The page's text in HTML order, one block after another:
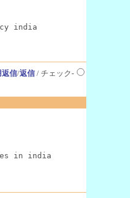
india
返信/返信/ チェック-
in india